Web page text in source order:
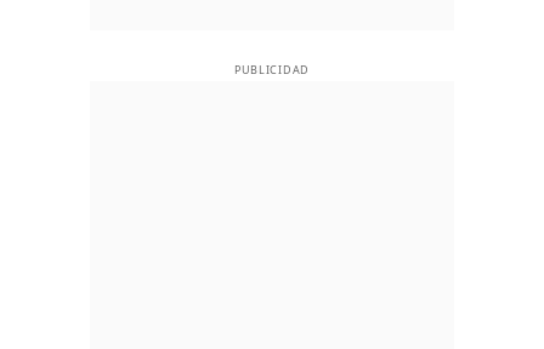
PUBLICIDAD